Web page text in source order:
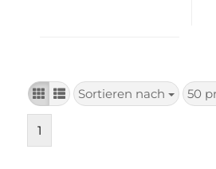
Sortieren nach
Sortieren
50
pro
1